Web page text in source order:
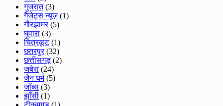
गुजरात(3)
गैजेट्स न्यूज़(1)
गौरझामर(5)
घुवारा (3)
चित्रकूट(1)
छतरपुर(32)
छत्तीसगड़ (2)
जबेरा (24)
जैन धर्म(5)
जॉब्स (3)
झाँसी (1)